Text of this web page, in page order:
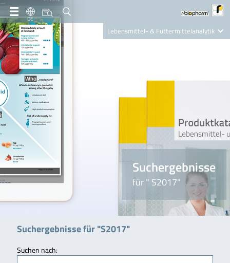
DE
Lebensmittel- & Futtermittelanalytik
Nutrition Care
Suchergebnisse
für " S2017"
Suchergebnisse für "S2017"
Suchen nach: